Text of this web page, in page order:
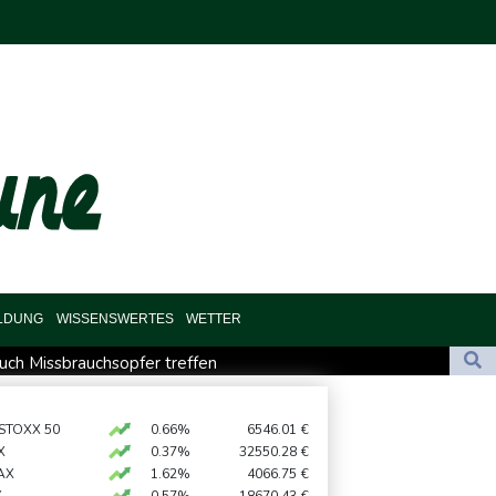
WISSENSWERTES WETTER
Missbrauchsopfer treffen
lässt sich Ziele von der KI vorschlagen
Lina E.
50 0.66% 6546.01 €
0.37% 32550.28 €
1.62% 4066.75 €